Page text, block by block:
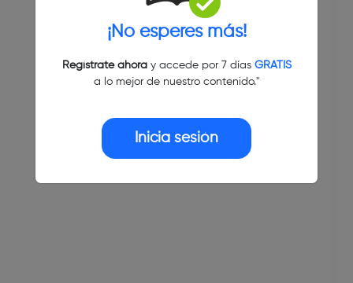
¡No esperes más!
Regístrate ahoray accede por 7 días GRATIS
a lo mejor de nuestro contenido."
Inicia sesión